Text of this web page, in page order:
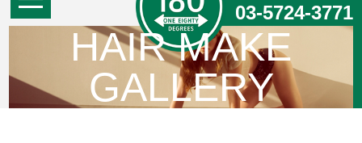
03-5724-3771
HAIR MAKE
GALLERY